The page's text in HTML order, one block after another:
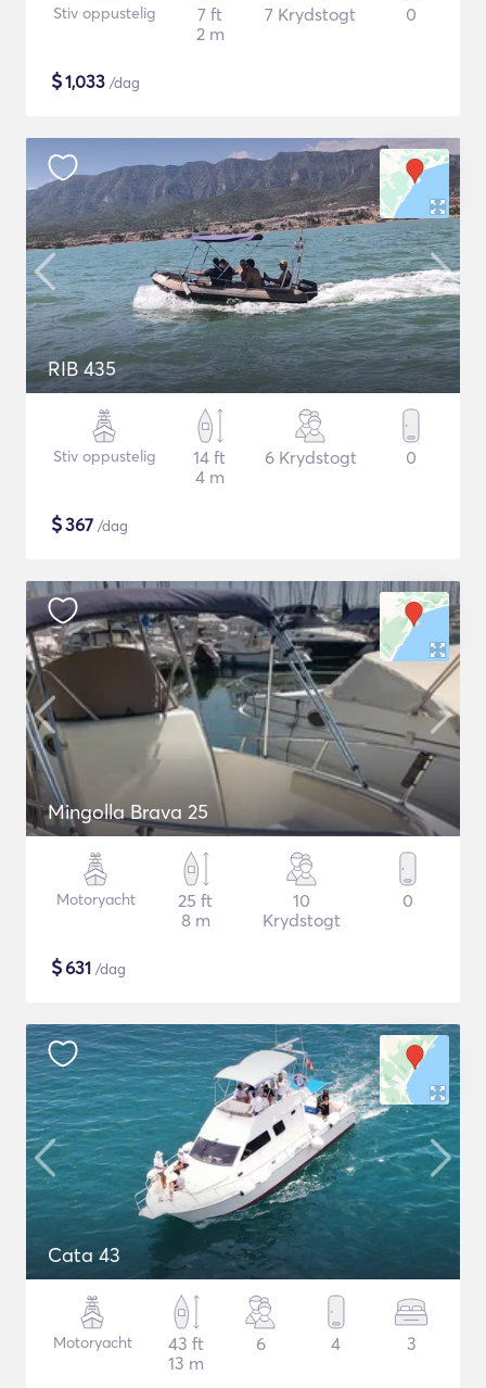
Stiv oppustelig
7 ft
2 m
7 Krydstogt 0
$1,033 /dag
RIB 435
Stiv oppustelig
14 ft
4 m
6 Krydstogt 0
$367 /dag
Mingolla Brava 25
Motoryacht
25 ft
8 m
10
Krydstogt
0
$631 /dag
Cata 43
Motoryacht
43 ft
13 m
6 4 3